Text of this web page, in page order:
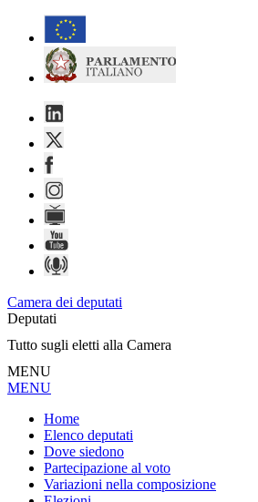
Deputati,
Camera
dei
Deputati
contenuto
principale
navigazione
Camera dei deputati
Deputati
Tutto sugli eletti alla Camera
MENU
Chiudi
MENU
Navigazione
principale
Home
Elenco deputati
Dove siedono
Partecipazione al voto
Variazioni nella composizione